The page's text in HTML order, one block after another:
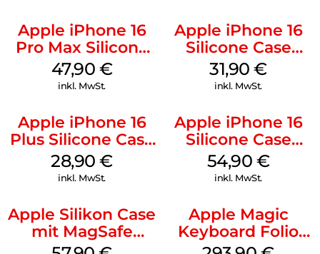
Apple iPhone 16
Pro Max Silicone
Case MagSafe
Black
47,90 €
inkl. MwSt.
Apple iPhone 16
Silicone Case
MagSafe Fuchsia
31,90€
inkl. MwSt.
Apple iPhone 16
Plus Silicone Case
MagSafe Black
28,90€
inkl. MwSt.
Apple iPhone 16
Silicone Case
MagSafe Black
54,90 €
inkl. MwSt.
Apple Silikon Case
mit MagSafe
iPhone 14 Pro
Apple Magic
Keyboard Folio
iPad 10.9″ (10.Gen.)